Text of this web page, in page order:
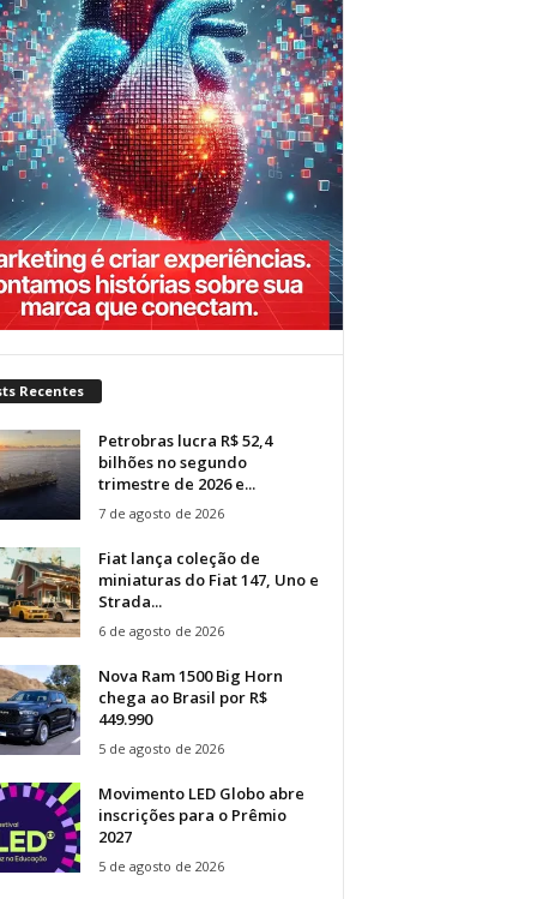
Recentes
Petrobras lucra R$ 52,4
bilhões no segundo
trimestre de 2026 e...
7 de agosto de 2026
Fiat lança coleção de
miniaturas do Fiat 147, Uno e
Strada...
6 de agosto de 2026
Nova Ram 1500 Big Horn
chega ao Brasil por R$
449.990
5 de agosto de 2026
Movimento LED Globo abre
inscrições para o Prêmio
2027
5 de agosto de 2026